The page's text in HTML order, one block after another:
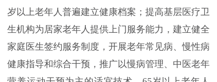
岁以上老年人普遍建立健康档案；提高基层医疗卫
生机构为居家老年人提供上门服务能力，建立健全
家庭医生签约服务制度，开展老年常见病、慢性病
健康指导和综合干预，推广以慢病管理、中医老年